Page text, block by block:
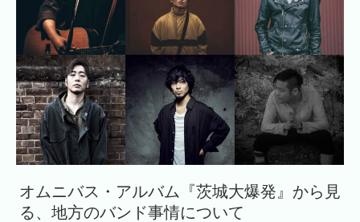
オムニバス・アルバム『茨城大爆発』から見
る、地方のバンド事情について